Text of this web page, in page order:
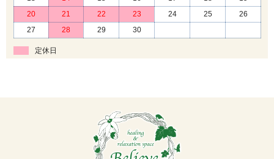
20
21 22 23 24 25
26
27
28 29 30
定休日